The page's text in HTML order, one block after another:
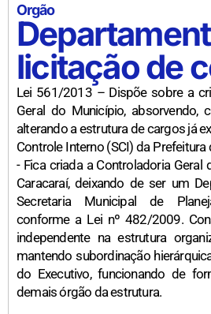
Orgão
licitação de
Lei 561/2013 – Dispõe sobre a
Geral do Município, absorvendo,
alterando a estrutura de cargos já
Controle Interno (SCI) da Prefeitura
- Fica criada a Controladoria Geral
Caracaraí, deixando de ser um
Secretaria Municipal de
conforme a Lei nº 482/2009.
independente na estrutura
mantendo subordinação
do Executivo, funcionando de
demais órgão da estrutura.